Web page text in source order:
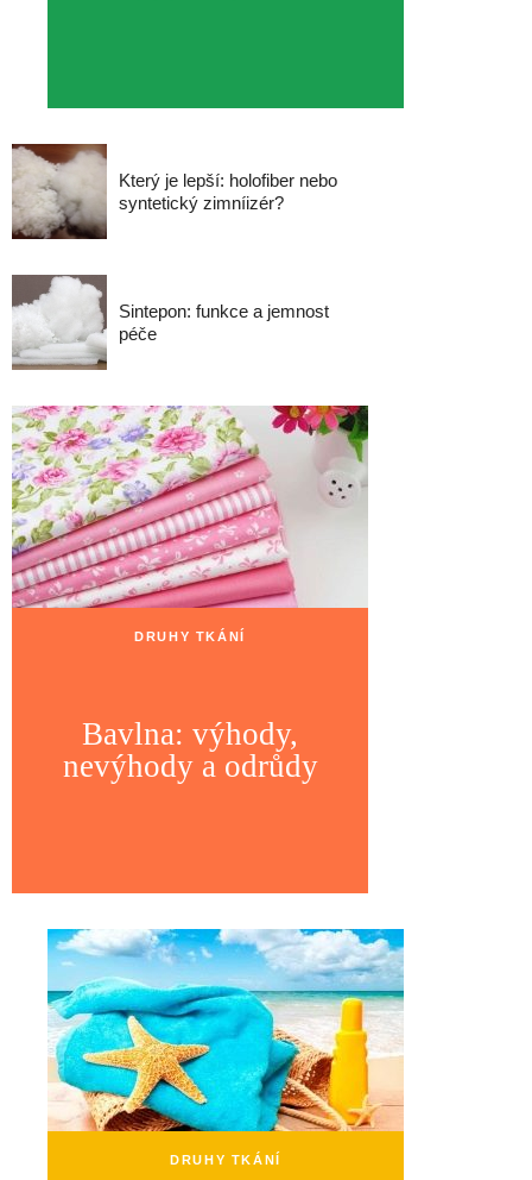
Který je lepší: holofiber nebo
syntetický zimníizér?
Sintepon: funkce a jemnost
péče
DRUHY TKÁNÍ
Bavlna: výhody,
nevýhody a odrůdy
DRUHY TKÁNÍ